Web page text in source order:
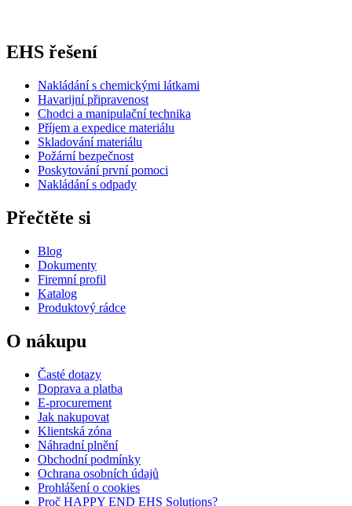
EHS řešení
Nakládání s chemickými látkami
Havarijní připravenost
Chodci a manipulační technika
Příjem a expedice materiálu
Skladování materiálu
Požární bezpečnost
Poskytování první pomoci
Nakládání s odpady
Přečtěte si
Blog
Dokumenty
Firemní profil
Katalog
Produktový rádce
O nákupu
Časté dotazy
Doprava a platba
E-procurement
Jak nakupovat
Klientská zóna
Náhradní plnění
Obchodní podmínky
Ochrana osobních údajů
Prohlášení o cookies
Proč HAPPY END EHS Solutions?